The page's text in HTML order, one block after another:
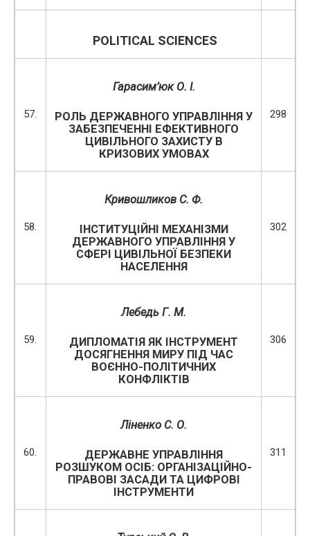
POLITICAL SCIENCES
57.
Гарасим’юк О. І.
РОЛЬ ДЕРЖАВНОГО УПРАВЛІННЯ У
ЗАБЕЗПЕЧЕННІ ЕФЕКТИВНОГО
ЦИВІЛЬНОГО ЗАХИСТУ В
КРИЗОВИХ УМОВАХ
298
58.
Кривошликов С. Ф.
ІНСТИТУЦІЙНІ МЕХАНІЗМИ
ДЕРЖАВНОГО УПРАВЛІННЯ У
СФЕРІ ЦИВІЛЬНОЇ БЕЗПЕКИ
НАСЕЛЕННЯ
302
59.
Лебедь Г. М.
ДИПЛОМАТІЯ ЯК ІНСТРУМЕНТ
ДОСЯГНЕННЯ МИРУ ПІД ЧАС
ВОЄННО-ПОЛІТИЧНИХ
КОНФЛІКТІВ
306
60.
Ліненко С. О.
ДЕРЖАВНЕ УПРАВЛІННЯ
РОЗШУКОМ ОСІБ: ОРГАНІЗАЦІЙНО-
ПРАВОВІ ЗАСАДИ ТА ЦИФРОВІ
ІНСТРУМЕНТИ
311